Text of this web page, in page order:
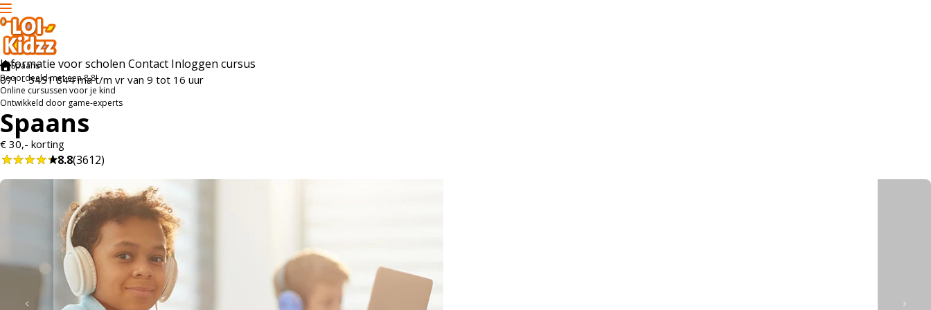
Informatie voor scholen Contact Inloggen cursus
071 - 5451 844 ma t/m vr van 9 tot 16 uur
Spaans
Beoordeeld met een 8,8!
Online cursussen voor je kind
Ontwikkeld door game-experts
Spaans
€ 30,- korting
8.8(3612)